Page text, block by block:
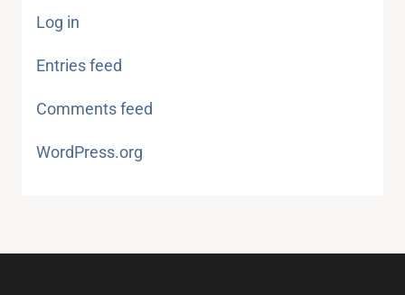
Log in
Entries feed
Comments feed
WordPress.org